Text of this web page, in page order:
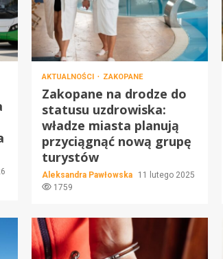
AKTUALNOŚCI ZAKOPANE
Zakopane na drodze do
statusu uzdrowiska:
władze miasta planują
przyciągnąć nową grupę
turystów
Aleksandra Pawłowska
11 lutego 2025
1759